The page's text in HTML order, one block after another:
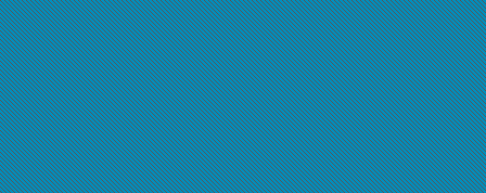
Маршрут
Произошла ошибка при загрузке
повторить
Leaflet| ©OpenStreetMap| ©OpenMapTiles